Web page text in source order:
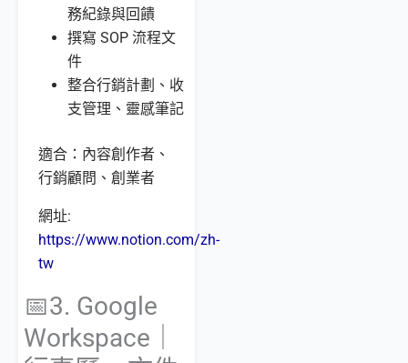
務紀錄與回饋
撰寫 SOP 流程文
件
整合行銷計劃、收
支管理、靈感筆記
適合：內容創作者、
行銷顧問、創業者
網址:
https://www.notion.com/zh-
tw
📅3. Google
Workspace｜